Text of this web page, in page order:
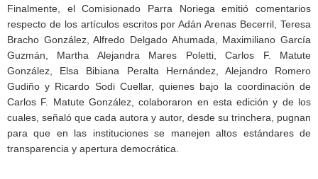
Finalmente, el Comisionado Parra Noriega emitió comentarios
respecto de los artículos escritos por Adán Arenas Becerril, Teresa
Bracho González, Alfredo Delgado Ahumada, Maximiliano García
Guzmán, Martha Alejandra Mares Poletti, Carlos F. Matute
González, Elsa Bibiana Peralta Hernández, Alejandro Romero
Gudiño y Ricardo Sodi Cuellar, quienes bajo la coordinación de
Carlos F. Matute González, colaboraron en esta edición y de los
cuales, señaló que cada autora y autor, desde su trinchera, pugnan
para que en las instituciones se manejen altos estándares de
transparencia y apertura democrática.